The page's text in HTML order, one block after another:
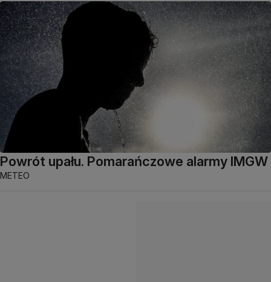
Powrót upału. Pomarańczowe alarmy IMGW
METEO